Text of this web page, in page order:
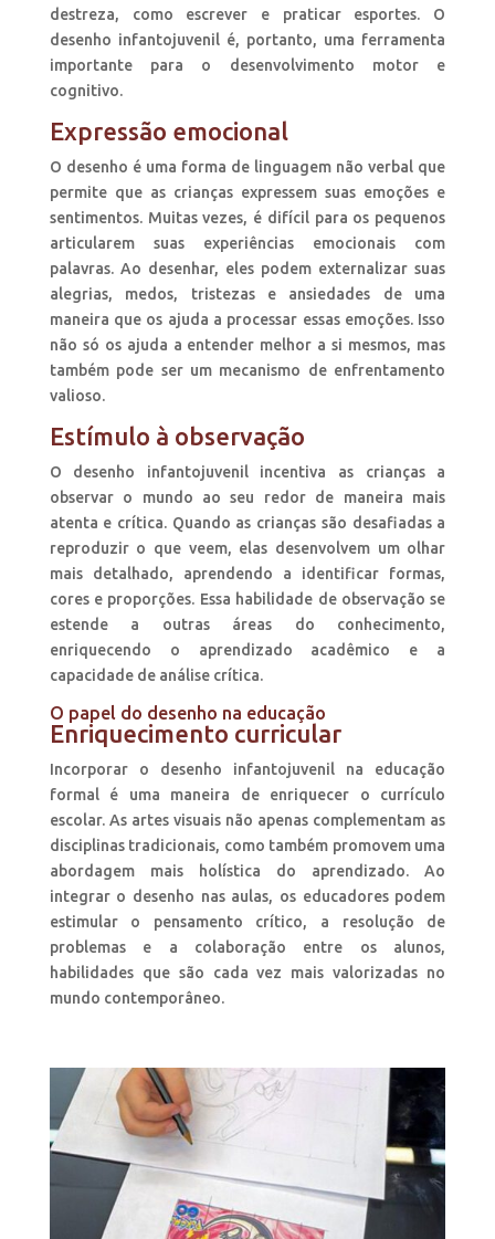
destreza, como escrever e praticar esportes. O
desenho infantojuvenil é, portanto, uma ferramenta
importante para o desenvolvimento motor e
cognitivo.
Expressão emocional
O desenho é uma forma de linguagem não verbal que
permite que as crianças expressem suas emoções e
sentimentos. Muitas vezes, é difícil para os pequenos
articularem suas experiências emocionais com
palavras. Ao desenhar, eles podem externalizar suas
alegrias, medos, tristezas e ansiedades de uma
maneira que os ajuda a processar essas emoções. Isso
não só os ajuda a entender melhor a si mesmos, mas
também pode ser um mecanismo de enfrentamento
valioso.
Estímulo à observação
O desenho infantojuvenil incentiva as crianças a
observar o mundo ao seu redor de maneira mais
atenta e crítica. Quando as crianças são desafiadas a
reproduzir o que veem, elas desenvolvem um olhar
mais detalhado, aprendendo a identificar formas,
cores e proporções. Essa habilidade de observação se
estende a outras áreas do conhecimento,
enriquecendo o aprendizado acadêmico e a
capacidade de análise crítica.
O papel do desenho na educação
Enriquecimento curricular
Incorporar o desenho infantojuvenil na educação
formal é uma maneira de enriquecer o currículo
escolar. As artes visuais não apenas complementam as
disciplinas tradicionais, como também promovem uma
abordagem mais holística do aprendizado. Ao
integrar o desenho nas aulas, os educadores podem
estimular o pensamento crítico, a resolução de
problemas e a colaboração entre os alunos,
habilidades que são cada vez mais valorizadas no
mundo contemporâneo.